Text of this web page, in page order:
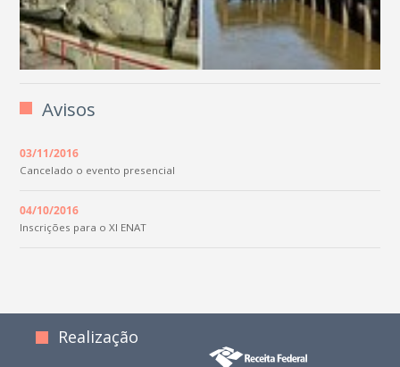
Avisos
03/11/2016
Cancelado o evento presencial
04/10/2016
Inscrições para o XI ENAT
Realização